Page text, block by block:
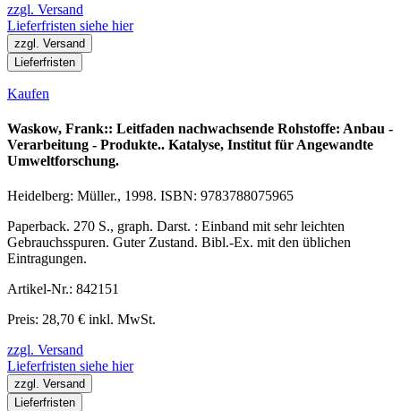
zzgl. Versand
Lieferfristen siehe hier
zzgl. Versand
Lieferfristen
Kaufen
Waskow, Frank:: Leitfaden nachwachsende Rohstoffe: Anbau -
Verarbeitung - Produkte.. Katalyse, Institut für Angewandte
Umweltforschung.
Heidelberg: Müller., 1998. ISBN: 9783788075965
Paperback. 270 S., graph. Darst. : Einband mit sehr leichten
Gebrauchsspuren. Guter Zustand. Bibl.-Ex. mit den üblichen
Eintragungen.
Artikel-Nr.: 842151
Preis: 28,70 € inkl. MwSt.
zzgl. Versand
Lieferfristen siehe hier
zzgl. Versand
Lieferfristen